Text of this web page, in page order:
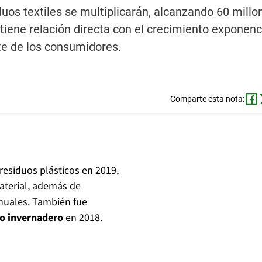
textiles se multiplicarán, alcanzando 60
relación directa con el crecimiento
de los consumidores.
Comparte esta nota:
plásticos en 2019,
además de
También fue
invernaderoen 2018.